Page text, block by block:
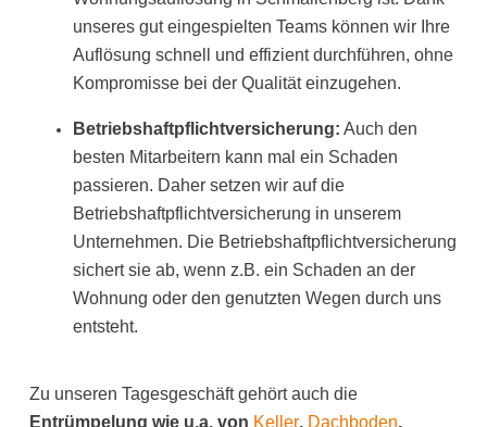
unseres gut eingespielten Teams können wir Ihre
Auflösung schnell und effizient durchführen, ohne
Kompromisse bei der Qualität einzugehen.
Betriebshaftpflichtversicherung: Auch den
besten Mitarbeitern kann mal ein Schaden
passieren. Daher setzen wir auf die
Betriebshaftpflichtversicherung in unserem
Unternehmen. Die Betriebshaftpflichtversicherung
sichert sie ab, wenn z.B. ein Schaden an der
Wohnung oder den genutzten Wegen durch uns
entsteht.
Zu unseren Tagesgeschäft gehört auch die
Entrümpelung wie u.a. von Keller, Dachboden,